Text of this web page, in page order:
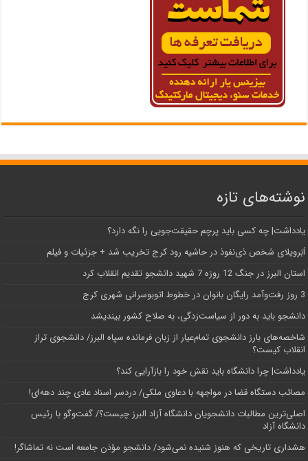
نوشته‌های تازه
یادداشت| ‌چه کسی باید پرچم حقیقت‌جویی را نگه دارد؟
اَبَر‌ویلای شخص ذی‌نفوذ در حاشیه‌ رود کرج تخریب شد + جزئیات و فیلم
استان البرز در جنگ 12 روزه 7 شهید دانشجو تقدیم انقلاب کرد
3 روز رفت‌وآمد رایگان بانوان در خطوط اتوبوسرانی شهری کرج
دانشجو باید به دور از سیاست‌زدگی، به صلاح کشور بیندیشد
شاخصه‌های بارز دانشجوی تمام‌عیار از زبان فرمانده سپاه البرز/ دانشجوی تراز
انقلاب کیست؟
یادداشت| چرا دانشگاه باید نقش خود را بازآرایی کند؟
مصائب دستگاه قضا در مواجهه با دعاوی ملکی/ دردسر اسناد عادی چند‌ دهه‌ای!
اصلی‌ترین مطالبات دانشجویان دانشگاه آزاد البرز چیست؟/ گفت‌وگو با رئیس
دانشگاه آز‌اد
هشداری تاریخی که هنوز شنیده نمی‌شود/ دانشجو مؤذن جامعه است نه تماشاگر!